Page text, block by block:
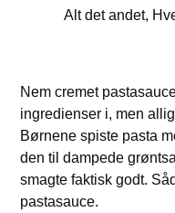
Alt det andet,
Nem cremet
ingredienser i, men
Børnene spiste pasta
den til dampede
smagte faktisk godt.
pastasauce.